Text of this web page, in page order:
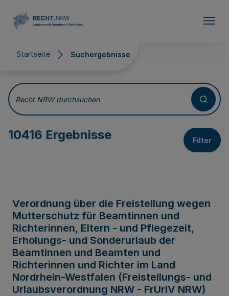
Startseite Suchergebnisse
Suchergebnisse
Recht NRW durchsuchen
10416 Ergebnisse Filter
Verordnung über die Freistellung wegen
Mutterschutz für Beamtinnen und
Richterinnen, Eltern - und Pflegezeit,
Erholungs- und Sonderurlaub der
Beamtinnen und Beamten und
Richterinnen und Richter im Land
Nordrhein-Westfalen (Freistellungs- und
Urlaubsverordnung NRW - FrUrlV NRW)